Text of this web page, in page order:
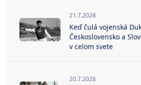
21.7.2026
Keď čulá vojenská
Československo a
v celom svete
20.7.2026